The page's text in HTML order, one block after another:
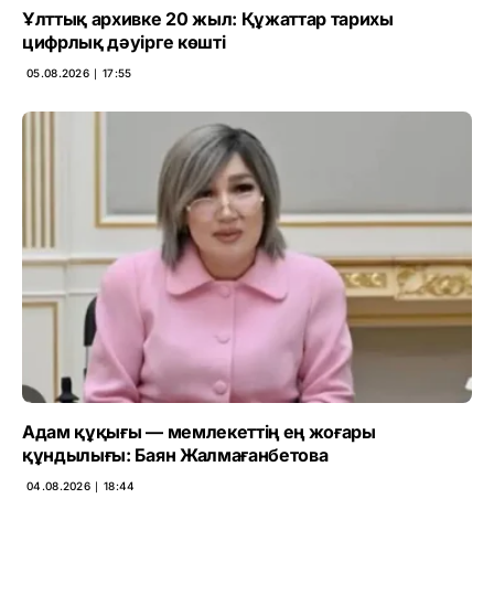
Ұлттық архивке 20 жыл: Құжаттар тарихы
цифрлық дәуірге көшті
05.08.2026 ∣ 17:55
Адам құқығы — мемлекеттің ең жоғары
құндылығы: Баян Жалмағанбетова
04.08.2026 ∣ 18:44